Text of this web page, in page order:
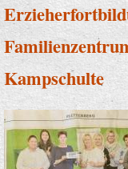
Kampschulte